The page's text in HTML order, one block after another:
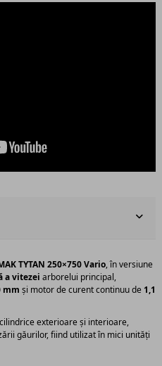
TYTAN 250×750 Vario, în versiune
a vitezei arborelui principal,
mm și motor de curent continuu de 1,1
exterioare și interioare,
găurilor, fiind utilizat în mici unități